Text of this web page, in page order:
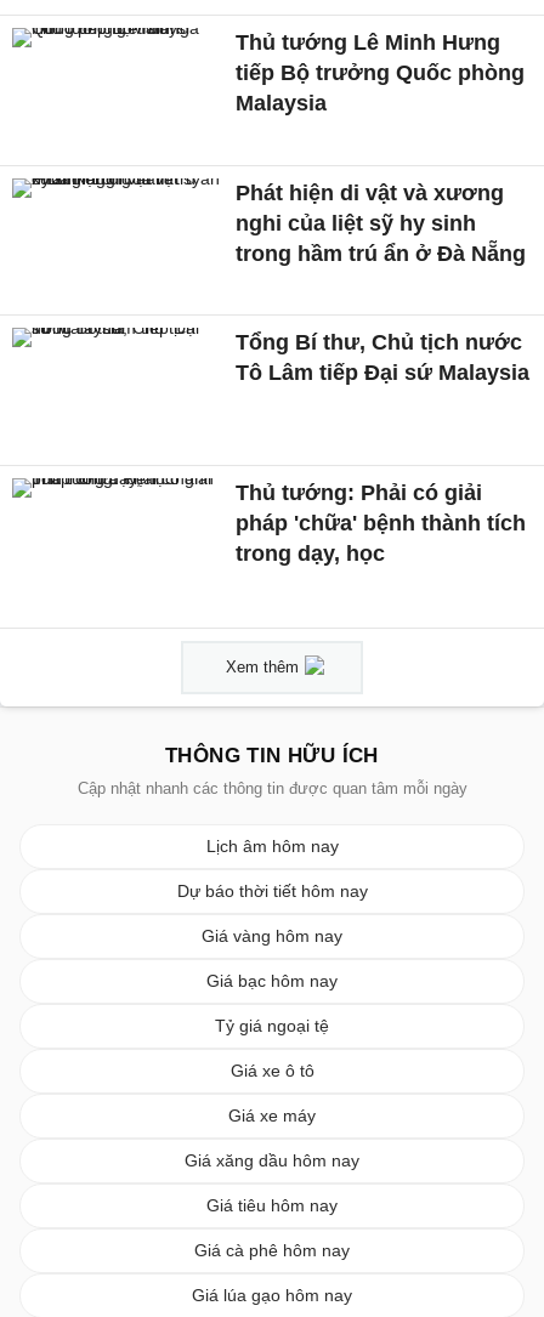
Thủ tướng Lê Minh Hưng
tiếp Bộ trưởng Quốc phòng
Malaysia
Phát hiện di vật và xương
nghi của liệt sỹ hy sinh
trong hầm trú ẩn ở Đà Nẵng
Tổng Bí thư, Chủ tịch nước
Tô Lâm tiếp Đại sứ Malaysia
Thủ tướng: Phải có giải
pháp 'chữa' bệnh thành tích
trong dạy, học
Xem thêm
THÔNG TIN HỮU ÍCH
Cập nhật nhanh các thông tin được quan tâm mỗi ngày
Lịch âm hôm nay
Dự báo thời tiết hôm nay
Giá vàng hôm nay
Giá bạc hôm nay
Tỷ giá ngoại tệ
Giá xe ô tô
Giá xe máy
Giá xăng dầu hôm nay
Giá tiêu hôm nay
Giá cà phê hôm nay
Giá lúa gạo hôm nay